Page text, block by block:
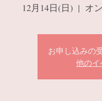
12月14日(日)
  |
オ
お申し込みの
他のイ